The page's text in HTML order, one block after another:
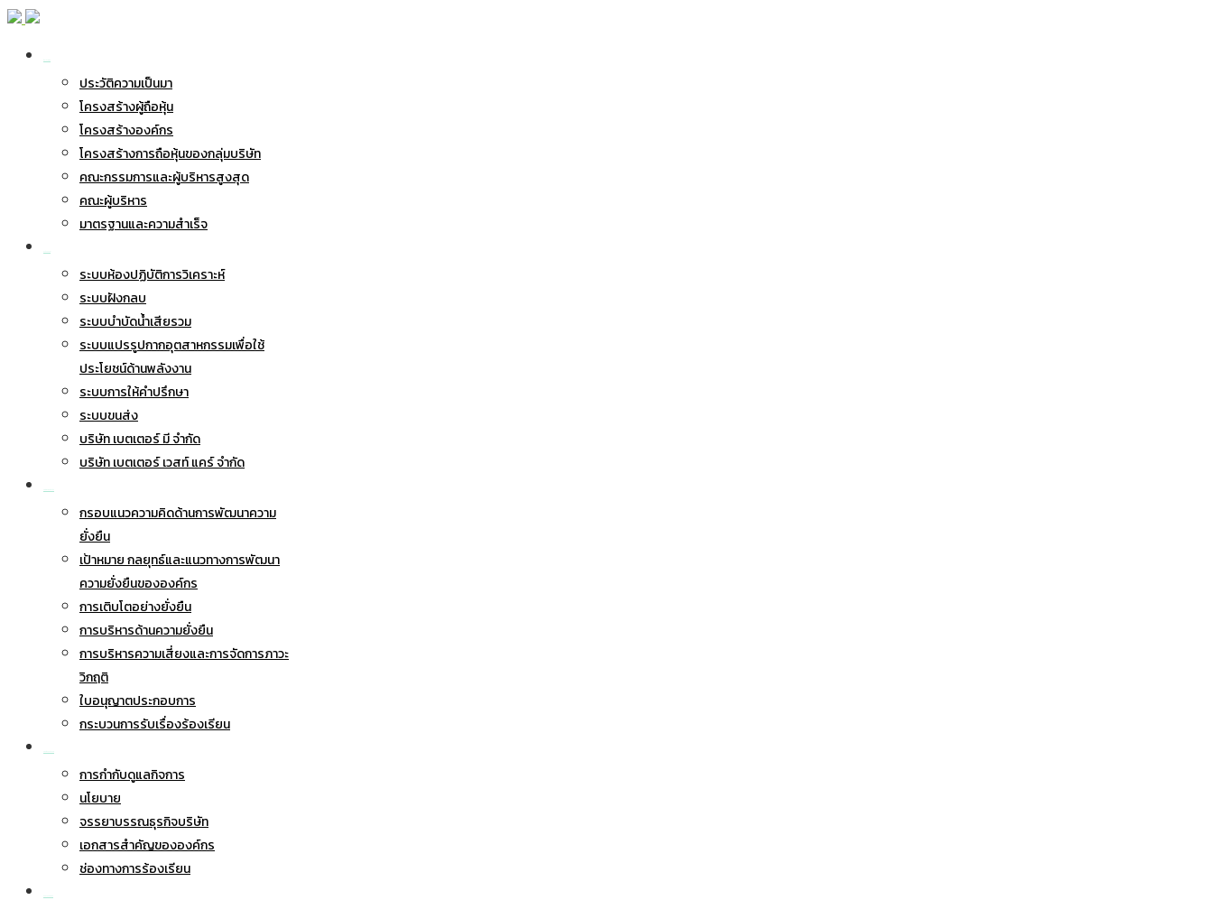
ประวัติความเป็นมา
โครงสร้างผู้ถือหุ้น
โครงสร้างองค์กร
โครงสร้างการถือหุ้นของกลุ่มบริษัท
คณะกรรมการและผู้บริหารสูงสุด
คณะผู้บริหาร
มาตรฐานและความสำเร็จ
ระบบห้องปฏิบัติการวิเคราะห์
ระบบฝังกลบ
ระบบบำบัดน้ำเสียรวม
ระบบแปรรูปกากอุตสาหกรรมเพื่อใช้
ประโยชน์ด้านพลังงาน
ระบบการให้คำปรึกษา
ระบบขนส่ง
บริษัท เบตเตอร์ มี จำกัด
บริษัท เบตเตอร์ เวสท์ แคร์ จำกัด
กรอบแนวความคิดด้านการพัฒนาความ
ยั่งยืน
เป้าหมาย กลยุทธ์และแนวทางการพัฒนา
ความยั่งยืนขององค์กร
การเติบโตอย่างยั่งยืน
การบริหารด้านความยั่งยืน
การบริหารความเสี่ยงและการจัดการภาวะ
วิกฤติ
ใบอนุญาตประกอบการ
กระบวนการรับเรื่องร้องเรียน
การกำกับดูแลกิจการ
นโยบาย
จรรยาบรรณธุรกิจบริษัท
เอกสารสำคัญขององค์กร
ช่องทางการร้องเรียน